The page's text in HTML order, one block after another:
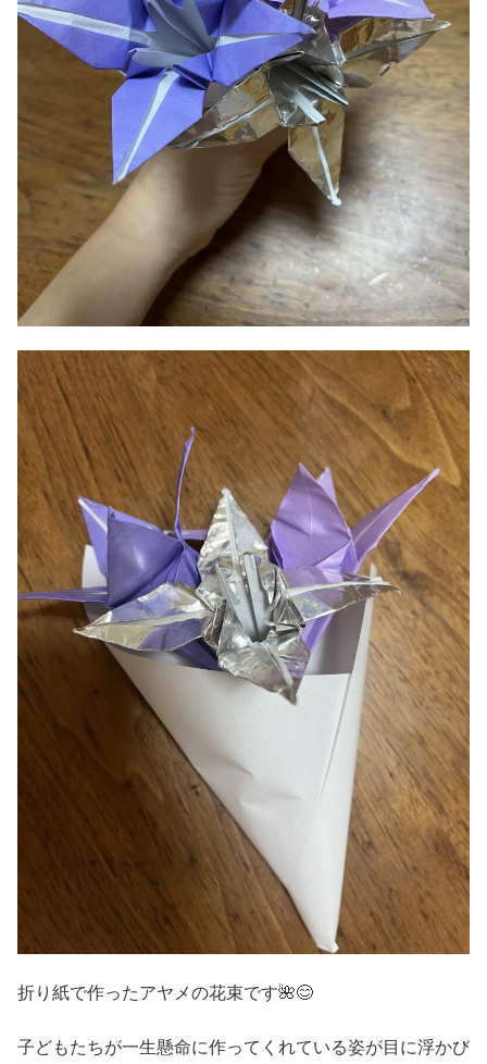
折り紙で作ったアヤメの花束です🌺😊
子どもたちが一生懸命に作ってくれている姿が目に浮かび